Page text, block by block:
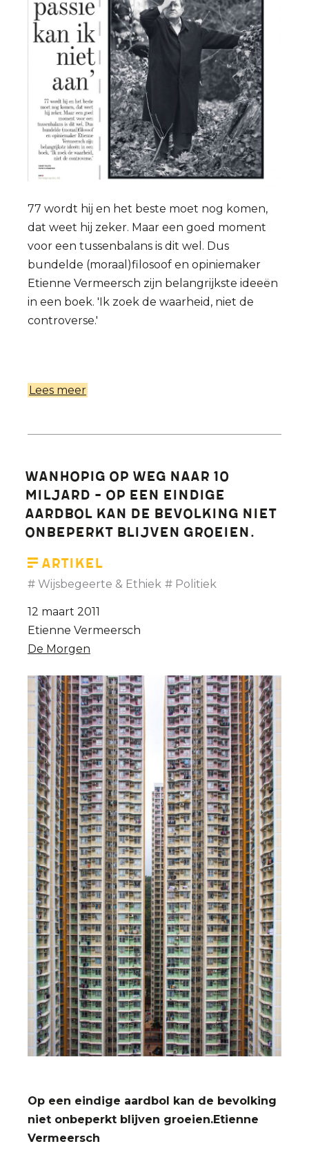
77 wordt hij en het beste moet nog komen,
dat weet hij zeker. Maar een goed moment
voor een tussenbalans is dit wel. Dus
bundelde (moraal)filosoof en opiniemaker
Etienne Vermeersch zijn belangrijkste ideeën
in een boek. 'Ik zoek de waarheid, niet de
controverse.'
Lees meer
ik
niet
aan"
Wanhopig op weg naar 10
miljard - Op een eindige
aardbol kan de bevolking niet
onbeperkt blijven groeien.
Artikel
Wijsbegeerte & Ethiek Politiek
12 maart 2011
Etienne Vermeersch
De Morgen
Op een eindige aardbol kan de bevolking
niet onbeperkt blijven groeien.Etienne
Vermeersch